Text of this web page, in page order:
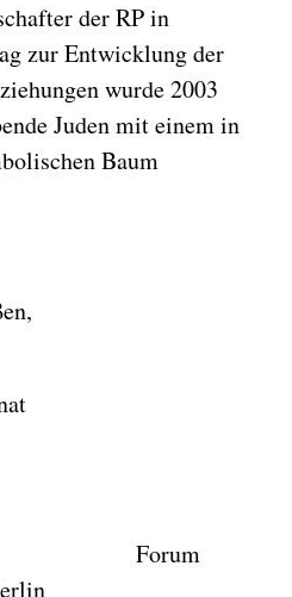
der RP in
zur Entwicklung der
wurde 2003
Juden mit einem in
Baum
Forum